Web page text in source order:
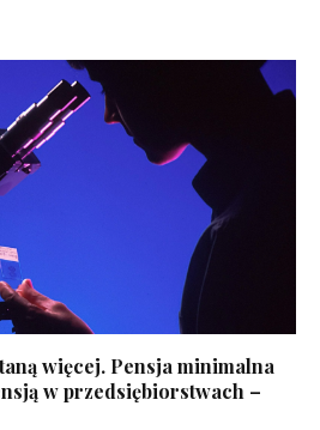
więcej. Pensja minimalna
w przedsiębiorstwach –